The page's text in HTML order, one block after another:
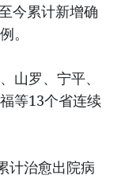
今累计新增确
。
山罗、宁平、
等13个省连续
计治愈出院病